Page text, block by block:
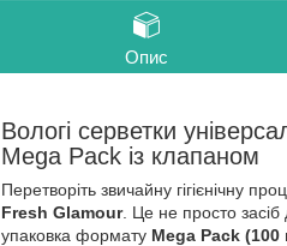
Опис
Вологі серветки
Mega Pack із клапаном
Перетворіть звичайну гігієнічну
Fresh Glamour. Це не просто
упаковка формату Mega Pack